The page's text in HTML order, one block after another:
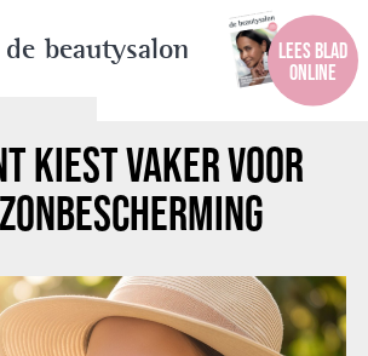
de beautysalon
LEES BLAD
ONLINE
KIEST VAKER VOOR